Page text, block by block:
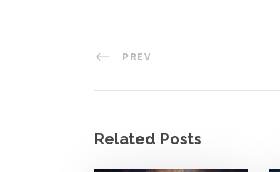
PREV
Related Posts